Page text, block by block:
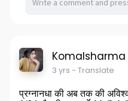
Komalsharma
3 yrs - Translate
प्रग्नानधा की अब तक की